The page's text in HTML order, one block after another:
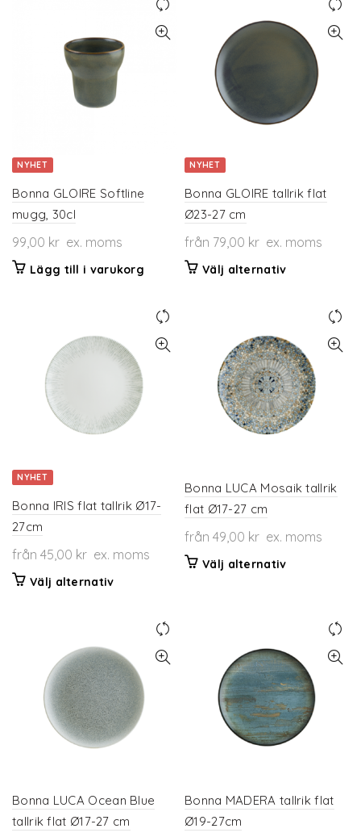
NYHET
Bonna GLOIRE Softline
mugg, 30cl
99,00 kr ex. moms
Lägg till i varukorg
NYHET
Bonna GLOIRE tallrik flat
Ø23-27 cm
från 79,00 kr ex. moms
Välj alternativDen
flera
varianter.
De
olika
alternativen
kan
produktsidan
NYHET
Bonna IRIS flat tallrik Ø17-
27cm
från 45,00 kr ex. moms
Välj alternativDen
flera
varianter.
De
olika
alternativen
kan
produktsidan
Bonna LUCA Mosaik tallrik
flat Ø17-27 cm
från 49,00 kr ex. moms
Välj alternativDen
varianter.
De
olika
alternativen
kan
väljas
Bonna LUCA Ocean Blue
tallrik flat Ø17-27 cm
Bonna MADERA tallrik flat
Ø19-27cm